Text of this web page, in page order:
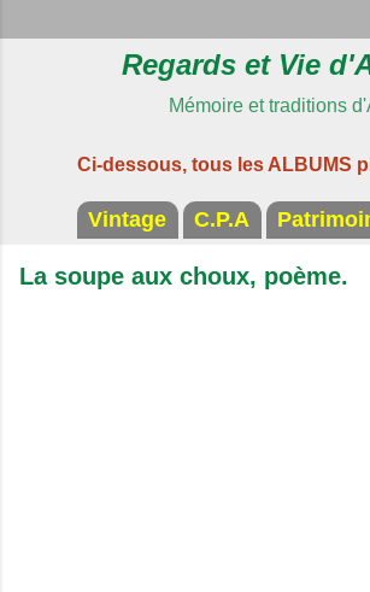
Regards et Vie
Mémoire et traditions
Ci-dessous, tous les ALBUMS
Vintage C.P.A
La soupe aux choux, poème.